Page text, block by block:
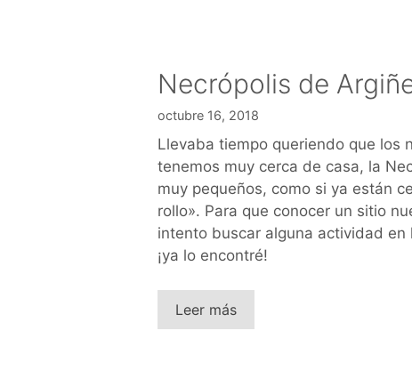
Necrópolis de
octubre 16, 2018
Llevaba tiempo queriendo que los
tenemos muy cerca de casa, la
muy pequeños, como si ya están
rollo». Para que conocer un sitio
intento buscar alguna actividad
¡ya lo encontré!
Leer más